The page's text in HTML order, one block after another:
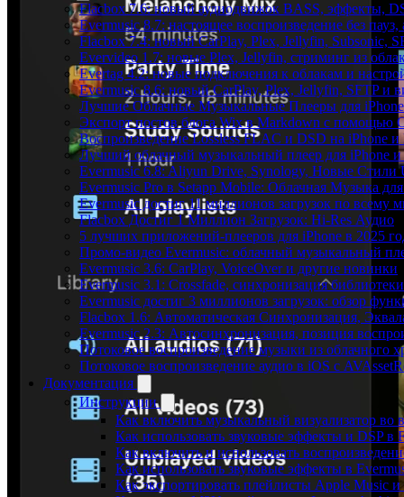
Flacbox 7.6: новый аудиодвижок BASS, эффекты,
Evermusic 8.7: настоящее воспроизведение без
Flacbox 7.4: новый CarPlay, Plex, Jellyfin, Subsonic,
Evervideo 1.7: новые Plex, Jellyfin, стриминг из
Evertag 4.2: новые подключения к облакам и
Evermusic 8.6: новый CarPlay, Plex, Jellyfin, SFTP и
Лучшие Облачные Музыкальные Плееры для iPhone
Экспорт постов блога Wix в Markdown с помощью
Воспроизведение Lossless FLAC и DSD на iPhone и
Лучший облачный музыкальный плеер для iPhone и
Evermusic 6.8: Aliyun Drive, Synology, Новые Стили
Evermusic Pro в Setapp Mobile: Облачная Музыка
Evermusic достиг 11 миллионов загрузок по всему
Flacbox Достиг 1 Миллион Загрузок: Hi-Res Аудио
5 лучших приложений-плееров для iPhone в 2025
Промо-видео Evermusic: облачный музыкальный
Evermusic 3.6: CarPlay, VoiceOver и другие новинки
Evermusic 3.1: Crossfade, синхронизация
Evermusic достиг 3 миллионов загрузок: обзор
Flacbox 1.6: Автоматическая Синхронизация,
Evermusic 2.3: Автосинхронизация, позиция
Потоковое воспроизведение музыки из облачного
Потоковое воспроизведение аудио в iOS с
Документация
Инструкции
Как включить музыкальный визуализатор во
Как использовать звуковые эффекты и DSP в
Как включить и использовать
Как использовать звуковые эффекты в
Как экспортировать плейлисты Apple Music